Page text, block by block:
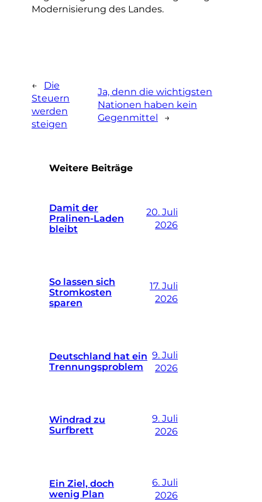
Modernisierung des Landes.
←
Die
Steuern
werden
steigen
Ja, denn die wichtigsten
Nationen haben kein
Gegenmittel
→
Weitere Beiträge
Damit der
Pralinen-Laden
bleibt
20. Juli
2026
So lassen sich
Stromkosten
sparen
17. Juli
2026
Deutschland hat ein
Trennungsproblem
9. Juli
2026
Windrad zu
Surfbrett
9. Juli
2026
Ein Ziel, doch
wenig Plan
6. Juli
2026